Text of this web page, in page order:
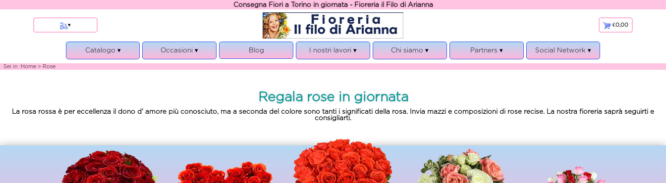
Consegna Fiori a Torino in giornata - Fioreria il Filo di Arianna
▾
Rivalta
Orbassano
Trofarello
Grugliasco
€0,00
€0,00
Catalogo ▾ Occasioni ▾
Condoglianze
Blog I nostri lavori ▾
Funerale e Condoglianze
Matrimonio
Piante
Natale
Chi siamo ▾
Note legali
Privacy, cookies e GDPR
Partners ▾ Social Network ▾
Sei in :Home > Rose
Regala rose in giornata
La rosa rossa è per eccellenza il dono d' amore più conosciuto, ma a seconda del colore sono tanti i significati della rosa. Invia mazzi e composizioni di rose recise. La nostra fioreria saprà seguirti e
consigliarti.